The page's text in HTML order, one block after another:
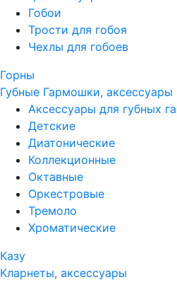
Гобои
Трости для гобоя
Чехлы для гобоев
Горны
Губные Гармошки, аксессуары
Аксессуары для губных
Детские
Диатонические
Коллекционные
Октавные
Оркестровые
Тремоло
Хроматические
Казу
Кларнеты, аксессуары